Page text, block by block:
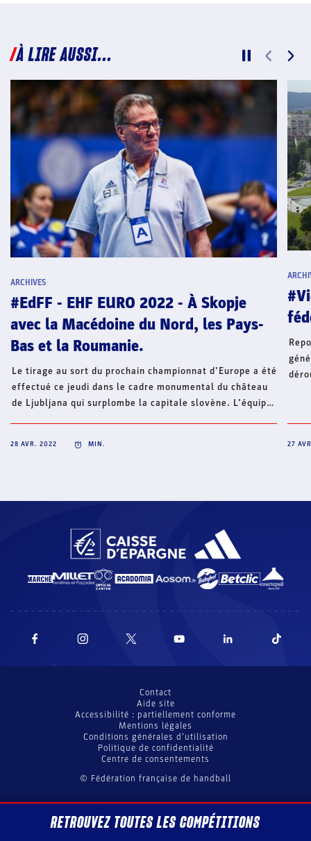
À LIRE AUSSI...
ARCHIVES
#EdFF - EHF EURO 2022 - À Skopje
avec la Macédoine du Nord, les Pays-
Bas et la Roumanie.
Le tirage au sort du prochain championnat d’Europe a été
effectué ce jeudi dans le cadre monumental du château
de Ljubljana qui surplombe la capitale slovène. L’équipe
du Nord, ainsi que les Pays-Bas et la Roumanie.
28 AVR. 2022 MIN. 27
© Fédération française de handball
Contact
Aide site
Accessibilité : partiellement conforme
Mentions légales
Conditions générales d’utilisation
Politique de confidentialité
Centre de consentements
RETROUVEZ TOUTES LES COMPÉTITIONS